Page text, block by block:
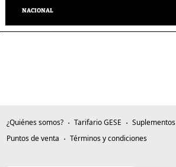
NACIONAL
¿Quiénes somos? Tarifario GESE Suplementos
Puntos de venta
Términos y condiciones